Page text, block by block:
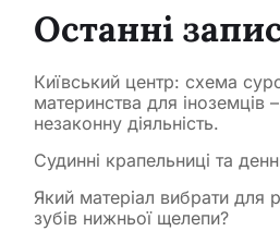
Останні
Київський центр: схема
материнства для іноземців
незаконну діяльність.
Судинні крапельниці та
Який матеріал вибрати для
зубів нижньої щелепи?